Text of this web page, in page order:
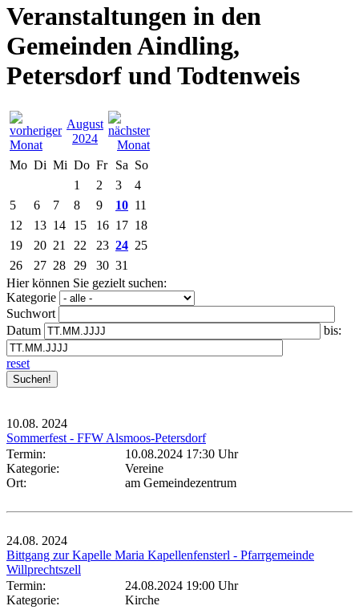
Veranstaltungen in den
Gemeinden Aindling,
Petersdorf und Todtenweis
August
2024
Mo Di Mi Do Fr Sa So
1
2 3
4
5
6 7 8 9 10 11
12
13 14 15 16 17 18
19
20 21 22 23 24 25
26
27 28 29 30 31
Hier können Sie gezielt suchen:
Kategorie
Suchwort
Datum
bis:
reset
10.08. 2024
Sommerfest - FFW Alsmoos-Petersdorf
Termin:
10.08.2024 17:30 Uhr
Kategorie:
Vereine
Ort:
am Gemeindezentrum
24.08. 2024
Bittgang zur Kapelle Maria Kapellenfensterl - Pfarrgemeinde
Willprechtszell
Termin:
24.08.2024 19:00 Uhr
Kategorie:
Kirche